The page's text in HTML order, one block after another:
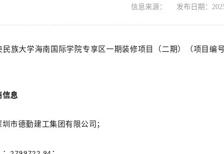
信息来源： 发布日期：
民族大学海南国际学院专享区一期装修项目（二期） （项目编
信息
圳市德勤建工集团有限公司；